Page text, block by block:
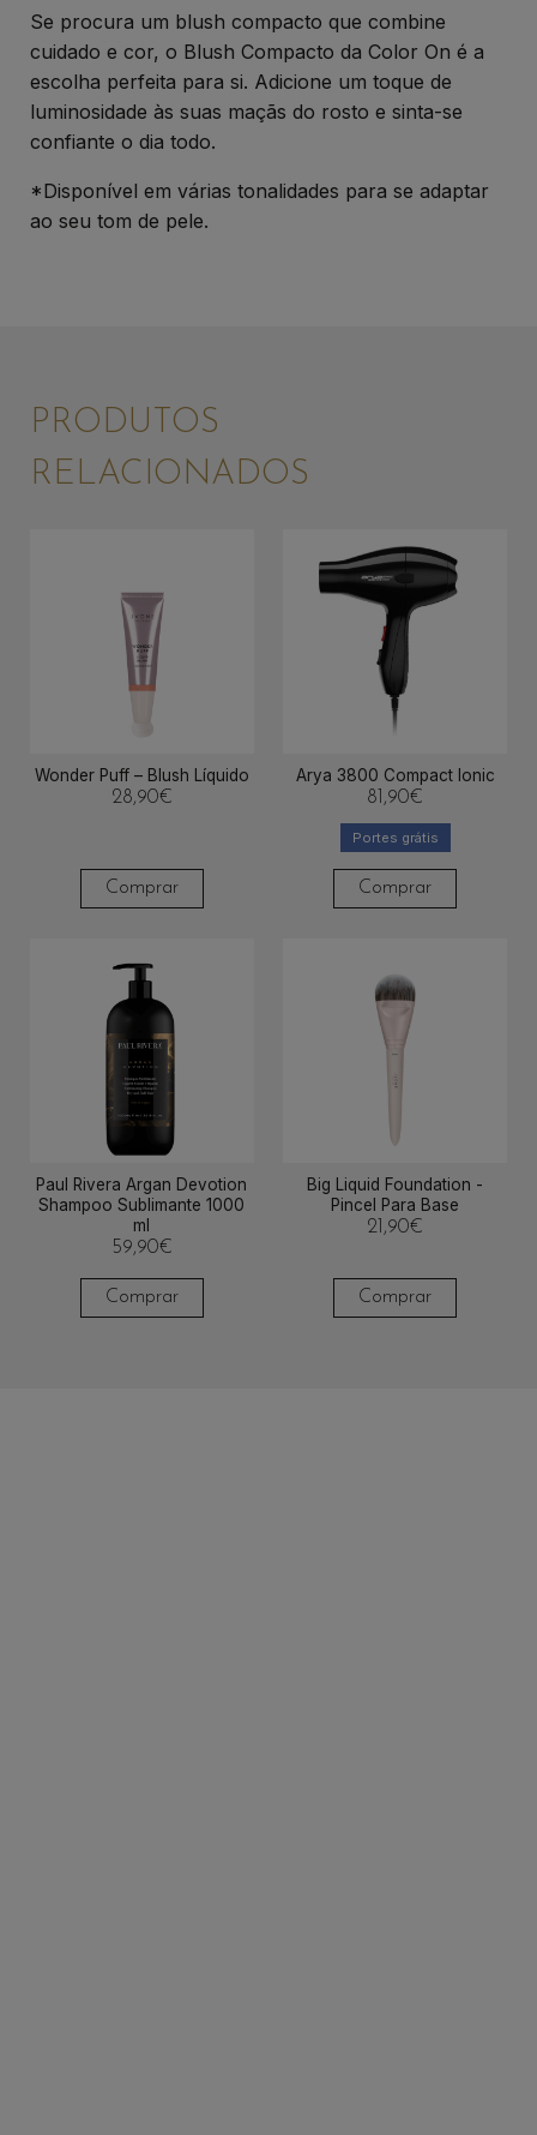
Se procura um blush compacto que combine
cuidado e cor, o Blush Compacto da Color On é a
escolha perfeita para si. Adicione um toque de
luminosidade às suas maçãs do rosto e sinta-se
confiante o dia todo.
*Disponível em várias tonalidades para se adaptar
ao seu tom de pele.
PRODUTOS
RELACIONADOS
Wonder Puff – Blush Líquido
28,90€
Comprar
Arya 3800 Compact Ionic
81,90€
Portes grátis
Comprar
Paul Rivera Argan Devotion
Shampoo Sublimante 1000
ml
59,90€
Comprar
Big Liquid Foundation -
Pincel Para Base
21,90€
Comprar